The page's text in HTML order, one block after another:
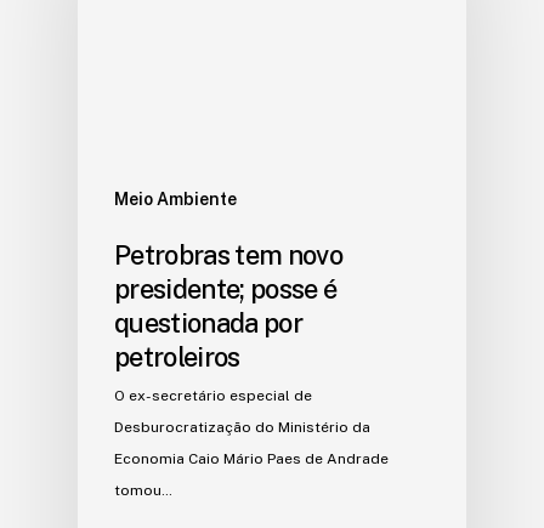
Meio Ambiente
Petrobras tem novo
presidente; posse é
questionada por
petroleiros
O ex-secretário especial de
Desburocratização do Ministério da
Economia Caio Mário Paes de Andrade
tomou…